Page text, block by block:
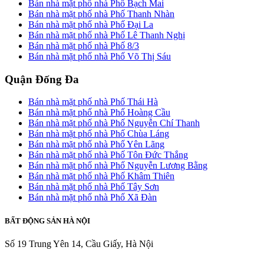
Bán nhà mặt phố nhà Phố Bạch Mai
Bán nhà mặt phố nhà Phố Thanh Nhàn
Bán nhà mặt phố nhà Phố Đại La
Bán nhà mặt phố nhà Phố Lê Thanh Nghị
Bán nhà mặt phố nhà Phố 8/3
Bán nhà mặt phố nhà Phố Võ Thị Sáu
Quận Đống Đa
Bán nhà mặt phố nhà Phố Thái Hà
Bán nhà mặt phố nhà Phố Hoàng Cầu
Bán nhà mặt phố nhà Phố Nguyễn Chí Thanh
Bán nhà mặt phố nhà Phố Chùa Láng
Bán nhà mặt phố nhà Phố Yên Lãng
Bán nhà mặt phố nhà Phố Tôn Đức Thắng
Bán nhà mặt phố nhà Phố Nguyễn Lương Bằng
Bán nhà mặt phố nhà Phố Khâm Thiên
Bán nhà mặt phố nhà Phố Tây Sơn
Bán nhà mặt phố nhà Phố Xã Đàn
BẤT ĐỘNG SẢN HÀ NỘI
Số 19 Trung Yên 14, Cầu Giấy, Hà Nội